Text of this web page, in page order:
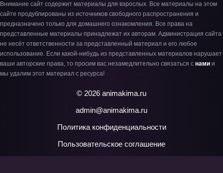
Внимание сайт содержит материалы для взрослых. Все материалы на этом
сайте продублированы из источников свободного распространения и
предназначено только для домашнего ознакомления. Все права на
представленные материалы принадлежат их авторам. Администрация сайта
не несёт ответственности за представленный материал и его любое
использование. Если какой-нибудь из представленных материалов нарушает
ваши авторские права, то просим вас незамедлительно связаться с нами и
мы удалим этот материал с ресурса!
© 2026 animakima.ru
admin@animakima.ru
Политика конфиденциальности
Пользовательское соглашение